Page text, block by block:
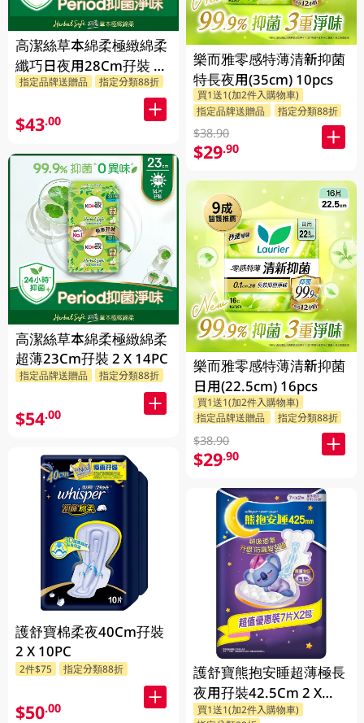
高潔絲草本綿柔極緻綿柔
纖巧日夜用28Cm孖裝 2
X 10PC
指定品牌送贈品 指定分類88折
$43.00
高潔絲草本綿柔極緻綿柔
超薄23Cm孖裝 2 X 14PC
指定品牌送贈品 指定分類88折
$54.00
護舒寶棉柔夜40Cm孖裝
2 X 10PC
2件$75 指定分類88折
$50.00
樂而雅零感特薄清新抑菌
特長夜用(35cm) 10pcs
買1送1(加2件入購物車)
指定品牌送贈品
指定分類88折
$38.90
$29.90
樂而雅零感特薄清新抑菌
日用(22.5cm) 16pcs
買1送1(加2件入購物車)
指定品牌送贈品
指定分類88折
$38.90
$29.90
護舒寶熊抱安睡超薄極長
夜用孖裝42.5Cm 2 X
7PC
買1送1(加2件入購物車)